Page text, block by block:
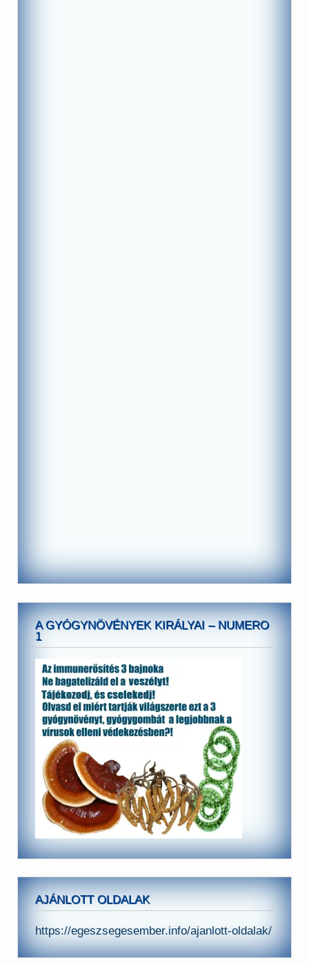
A GYÓGYNÖVÉNYEK KIRÁLYAI – NUMERO
1
AJÁNLOTT OLDALAK
https://egeszsegesember.info/ajanlott-oldalak/